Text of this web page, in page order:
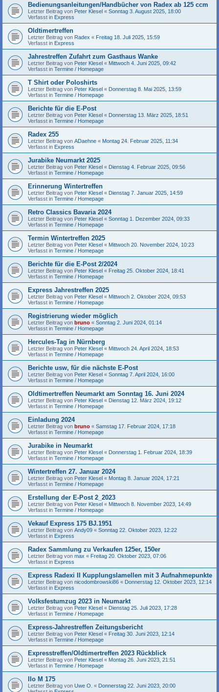
Bedienungsanleitungen/Handbücher von Radex ab 125 ccm
Letzter Beitrag von Peter Klesel « Sonntag 3. August 2025, 18:00
Verfasst in Express
Oldtimertreffen
Letzter Beitrag von Radex « Freitag 18. Juli 2025, 15:59
Verfasst in Express
Jahrestreffen Zufahrt zum Gasthaus Wanke
Letzter Beitrag von Peter Klesel « Mittwoch 4. Juni 2025, 09:42
Verfasst in Termine / Homepage
T Shirt oder Poloshirts
Letzter Beitrag von Peter Klesel « Donnerstag 8. Mai 2025, 13:59
Verfasst in Termine / Homepage
Berichte für die E-Post
Letzter Beitrag von Peter Klesel « Donnerstag 13. März 2025, 18:51
Verfasst in Termine / Homepage
Radex 255
Letzter Beitrag von ADaehne « Montag 24. Februar 2025, 11:34
Verfasst in Express
Jurabike Neumarkt 2025
Letzter Beitrag von Peter Klesel « Dienstag 4. Februar 2025, 09:56
Verfasst in Termine / Homepage
Erinnerung Wintertreffen
Letzter Beitrag von Peter Klesel « Dienstag 7. Januar 2025, 14:59
Verfasst in Termine / Homepage
Retro Classics Bavaria 2024
Letzter Beitrag von Peter Klesel « Sonntag 1. Dezember 2024, 09:33
Verfasst in Termine / Homepage
Termin Wintertreffen 2025
Letzter Beitrag von Peter Klesel « Mittwoch 20. November 2024, 10:23
Verfasst in Termine / Homepage
Berichte für die E-Post 2/2024
Letzter Beitrag von Peter Klesel « Freitag 25. Oktober 2024, 18:41
Verfasst in Termine / Homepage
Express Jahrestreffen 2025
Letzter Beitrag von Peter Klesel « Mittwoch 2. Oktober 2024, 09:53
Verfasst in Termine / Homepage
Registrierung wieder möglich
Letzter Beitrag von bruno « Sonntag 2. Juni 2024, 01:14
Verfasst in Termine / Homepage
Hercules-Tag in Nürnberg
Letzter Beitrag von Peter Klesel « Mittwoch 24. April 2024, 18:53
Verfasst in Termine / Homepage
Berichte usw, für die nächste E-Post
Letzter Beitrag von Peter Klesel « Sonntag 7. April 2024, 16:00
Verfasst in Termine / Homepage
Oldtimertreffen Neumarkt am Sonntag 16. Juni 2024
Letzter Beitrag von Peter Klesel « Dienstag 12. März 2024, 19:12
Verfasst in Termine / Homepage
Einladung 2024
Letzter Beitrag von bruno « Samstag 17. Februar 2024, 17:18
Verfasst in Termine / Homepage
Jurabike in Neumarkt
Letzter Beitrag von Peter Klesel « Donnerstag 1. Februar 2024, 18:39
Verfasst in Termine / Homepage
Wintertreffen 27. Januar 2024
Letzter Beitrag von Peter Klesel « Montag 8. Januar 2024, 17:21
Verfasst in Termine / Homepage
Erstellung der E-Post 2_2023
Letzter Beitrag von Peter Klesel « Mittwoch 8. November 2023, 14:49
Verfasst in Termine / Homepage
Vekauf Express 175 BJ.1951
Letzter Beitrag von Andy09 « Sonntag 22. Oktober 2023, 12:22
Verfasst in Express
Radex Sammlung zu Verkaufen 125er, 150er
Letzter Beitrag von max « Freitag 20. Oktober 2023, 07:06
Verfasst in Express
Express Radexi II Kupplungslamellen mit 3 Aufnahmepunkte
Letzter Beitrag von nicodombrowski86 « Donnerstag 12. Oktober 2023, 12:14
Verfasst in Express
Volksfestumzug 2023 in Neumarkt
Letzter Beitrag von Peter Klesel « Dienstag 25. Juli 2023, 17:28
Verfasst in Termine / Homepage
Express-Jahrestreffen Zeitungsbericht
Letzter Beitrag von Peter Klesel « Freitag 30. Juni 2023, 12:14
Verfasst in Termine / Homepage
Expresstreffen/Oldtimertreffen 2023 Rückblick
Letzter Beitrag von Peter Klesel « Montag 26. Juni 2023, 21:51
Verfasst in Termine / Homepage
Ilo M 175
Letzter Beitrag von Uwe O. « Donnerstag 22. Juni 2023, 20:00